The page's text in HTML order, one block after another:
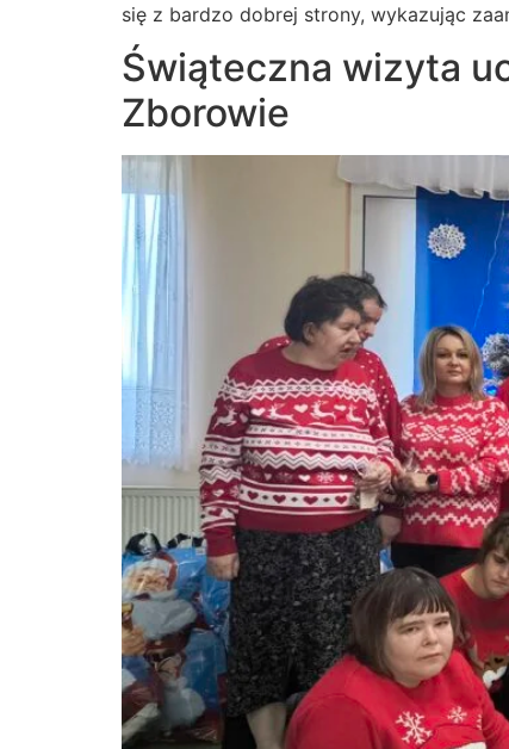
się z bardzo dobrej strony, wykazując
Świąteczna wizyta
Zborowie